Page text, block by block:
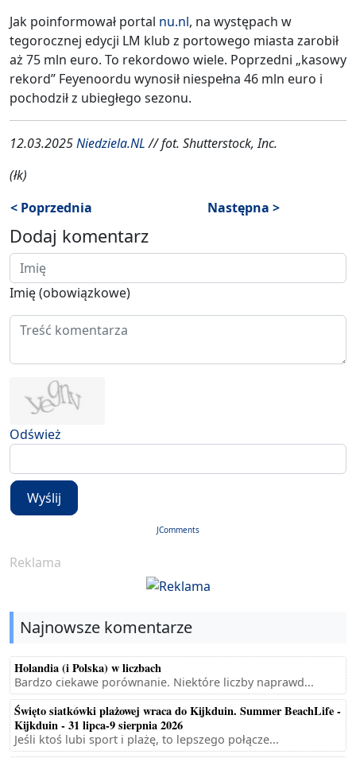
Jak poinformował portal nu.nl, na występach w
tegorocznej edycji LM klub z portowego miasta zarobił
aż 75 mln euro. To rekordowo wiele. Poprzedni „kasowy
rekord” Feyenoordu wynosił niespełna 46 mln euro i
pochodził z ubiegłego sezonu.
12.03.2025Niedziela.NL// fot. Shutterstock, Inc.
(łk)
< Poprzednia
Następna >
Dodaj komentarz
Imię (obowiązkowe)
Odśwież
Wyślij
JComments
Reklama
Najnowsze komentarze
Holandia (i Polska) w liczbach
Bardzo ciekawe porównanie. Niektóre liczby naprawd...
Święto siatkówki plażowej wraca do Kijkduin. Summer BeachLife -
Kijkduin - 31 lipca-9 sierpnia 2026
Jeśli ktoś lubi sport i plażę, to lepszego połącze...